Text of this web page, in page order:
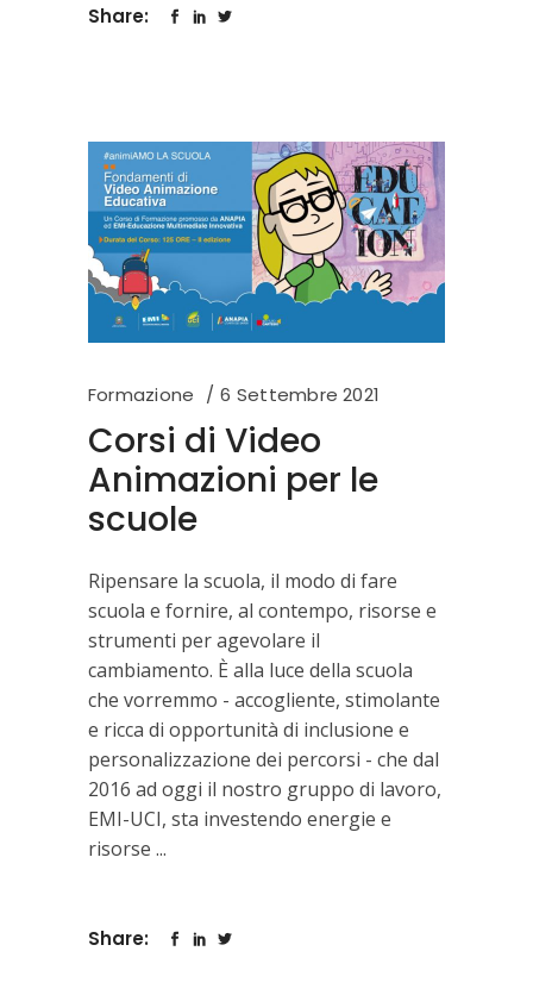
Share:
Formazione 6 Settembre 2021
Corsi di Video
Animazioni per le
scuole
Ripensare la scuola, il modo di fare
scuola e fornire, al contempo, risorse e
strumenti per agevolare il
cambiamento. È alla luce della scuola
che vorremmo - accogliente, stimolante
e ricca di opportunità di inclusione e
personalizzazione dei percorsi - che dal
2016 ad oggi il nostro gruppo di lavoro,
EMI-UCI, sta investendo energie e
risorse
Share: